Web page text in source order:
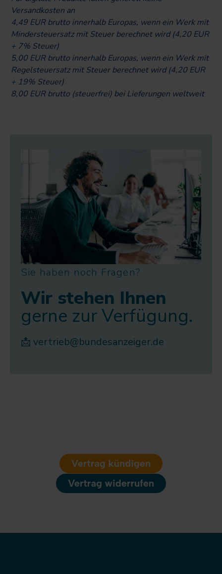
Versandkosten an
4,49 EUR brutto innerhalb Europas, wenn ein Werk mit
Mindersteuersatz mit Steuer berechnet wird (4,20 EUR
+ 7% Steuer)
5,00 EUR brutto innerhalb Europas, wenn ein Werk mit
Regelsteuersatz mit Steuer berechnet wird (4,20 EUR
+ 19% Steuer)
8,00 EUR brutto (steuerfrei) bei Lieferungen weltweit
Sie haben noch Fragen?
Wir stehen Ihnen
gerne zur Verfügung.
📩 vertrieb@bundesanzeiger.de